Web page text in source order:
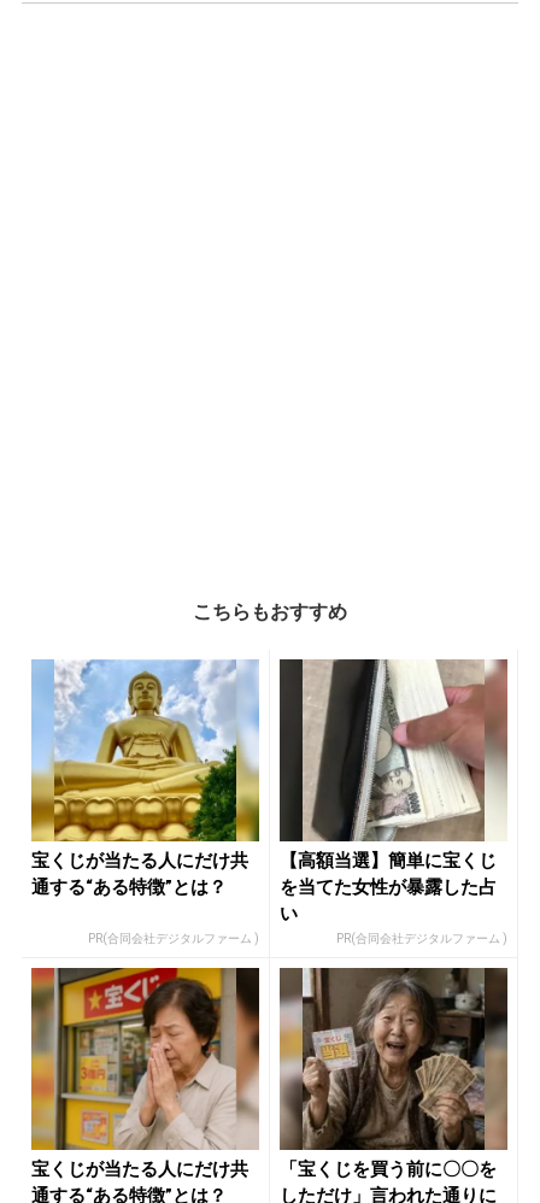
こちらもおすすめ
宝くじが当たる人にだけ共
通する“ある特徴”とは？
PR(合同会社デジタルファーム )
【高額当選】簡単に宝くじ
を当てた女性が暴露した占
い
PR(合同会社デジタルファーム )
宝くじが当たる人にだけ共
通する“ある特徴”とは？
「宝くじを買う前に〇〇を
しただけ」言われた通りに